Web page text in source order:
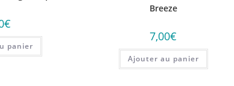
€
panier
Breeze
7,00€
Ajouter au panier